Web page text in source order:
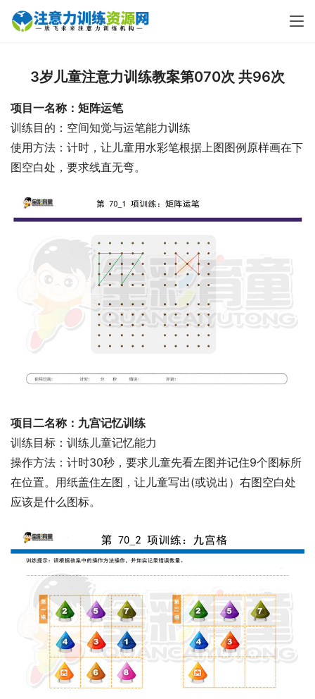
3岁儿童注意力训练教案第070次 共96次
项目一名称：矩阵运笔
训练目的：空间知觉与运笔能力训练
使用方法：计时，让儿童用水彩笔根据上图图例原样画在下
图空白处，要求线直无弯。
项目二名称：九宫记忆训练
训练目标：训练儿童记忆能力
操作方法：计时30秒，要求儿童先看左图并记住9个图标所
在位置。用纸盖住左图，让儿童写出(或说出）右图空白处
应该是什么图标。